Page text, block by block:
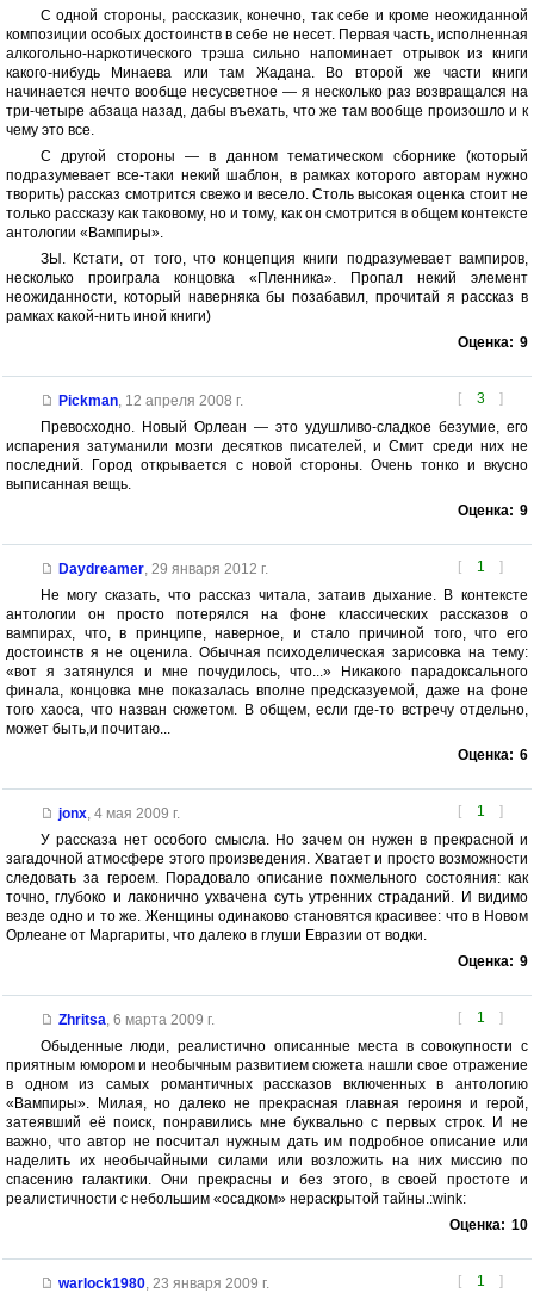
С одной стороны, рассказик, конечно, так себе и кроме неожиданной
композиции особых достоинств в себе не несет. Первая часть, исполненная
алкогольно-наркотического трэша сильно напоминает отрывок из книги
какого-нибудь Минаева или там Жадана. Во второй же части книги
начинается нечто вообще несусветное — я несколько раз возвращался на
три-четыре абзаца назад, дабы въехать, что же там вообще произошло и к
чему это все.
С другой стороны — в данном тематическом сборнике (который
подразумевает все-таки некий шаблон, в рамках которого авторам нужно
творить) рассказ смотрится свежо и весело. Столь высокая оценка стоит не
только рассказу как таковому, но и тому, как он смотрится в общем контексте
антологии «Вампиры».
ЗЫ. Кстати, от того, что концепция книги подразумевает вампиров,
несколько проиграла концовка «Пленника». Пропал некий элемент
неожиданности, который наверняка бы позабавил, прочитай я рассказ в
рамках какой-нить иной книги)
Оценка: 9
[ 3 ]
Pickman, 12 апреля 2008 г.
Превосходно. Новый Орлеан — это удушливо-сладкое безумие, его
испарения затуманили мозги десятков писателей, и Смит среди них не
последний. Город открывается с новой стороны. Очень тонко и вкусно
выписанная вещь.
Оценка: 9
[ 1 ]
Daydreamer, 29 января 2012 г.
Не могу сказать, что рассказ читала, затаив дыхание. В контексте
антологии он просто потерялся на фоне классических рассказов о
вампирах, что, в принципе, наверное, и стало причиной того, что его
достоинств я не оценила. Обычная психоделическая зарисовка на тему:
«вот я затянулся и мне почудилось, что...» Никакого парадоксального
финала, концовка мне показалась вполне предсказуемой, даже на фоне
того хаоса, что назван сюжетом. В общем, если где-то встречу отдельно,
может быть,и почитаю...
Оценка: 6
[ 1 ]
jonx, 4 мая 2009 г.
У рассказа нет особого смысла. Но зачем он нужен в прекрасной и
загадочной атмосфере этого произведения. Хватает и просто возможности
следовать за героем. Порадовало описание похмельного состояния: как
точно, глубоко и лаконично ухвачена суть утренних страданий. И видимо
везде одно и то же. Женщины одинаково становятся красивее: что в Новом
Орлеане от Маргариты, что далеко в глуши Евразии от водки.
Оценка: 9
[ 1 ]
Zhritsa 6 марта 2009 г.
Обыденные люди, реалистично описанные места в совокупности с
приятным юмором и необычным развитием сюжета нашли свое отражение
в одном из самых романтичных рассказов включенных в антологию
«Вампиры». Милая, но далеко не прекрасная главная героиня и герой,
затеявший её поиск, понравились мне буквально с первых строк. И не
важно, что автор не посчитал нужным дать им подробное описание или
наделить их необычайными силами или возложить на них миссию по
спасению галактики. Они прекрасны и без этого, в своей простоте и
реалистичности с небольшим «осадком» нераскрытой тайны.:wink:
Оценка: 10
[ 1 ]
warlock1980, 23 января 2009 г.